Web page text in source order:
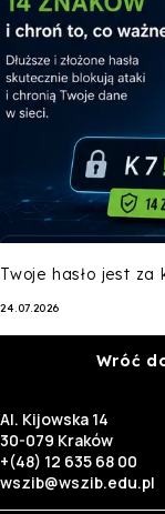
Twoje hasło jest za
24.07.2026
Wróć
Al. Kijowska 14
30-079 Kraków
+(48) 12 635 68 00
wszib@wszib.edu.pl